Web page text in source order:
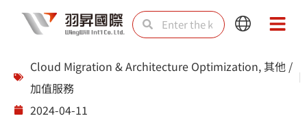
SearchSearch
Main
Main
Cloud Migration & Architecture Optimization, 其他 /
加值服務
2024-04-11